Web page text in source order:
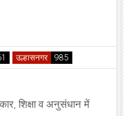
उल्हासनगर
शिक्षा व अनुसंधान में